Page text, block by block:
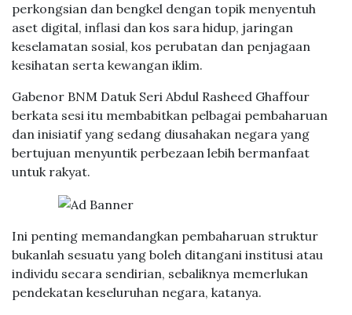
perkongsian dan bengkel dengan topik menyentuh
aset digital, inflasi dan kos sara hidup, jaringan
keselamatan sosial, kos perubatan dan penjagaan
kesihatan serta kewangan iklim.
Gabenor BNM Datuk Seri Abdul Rasheed Ghaffour
berkata sesi itu membabitkan pelbagai pembaharuan
dan inisiatif yang sedang diusahakan negara yang
bertujuan menyuntik perbezaan lebih bermanfaat
untuk rakyat.
Ini penting memandangkan pembaharuan struktur
bukanlah sesuatu yang boleh ditangani institusi atau
individu secara sendirian, sebaliknya memerlukan
pendekatan keseluruhan negara, katanya.